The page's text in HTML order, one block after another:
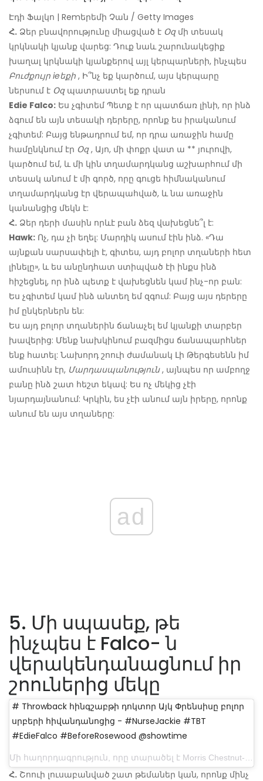
Էդի Ֆալկո | Remերեմի Չան / Getty Images
Հ. Ձեր բնավորությունը միացված է Օզմի տեսակ
կրկնակի կյանք վարեց: Դուք նաև շարունակեցիք
խաղալ կրկնակի կյանքերով այլ կերպարների, ինչպես
Բուժքույր ieեքի , Ի՞նչ եք կարծում, այս կերպարը
ներսում է Օզպատրաստել եք դրան
Edie Falco: Ես չգիտեմ Պետք է որ պատճառ լինի, որ ինձ
ձգում են այն տեսակի դերերը, որոնք ես իրականում
չգիտեմ: Բայց ենթադրում եմ, որ դրա առաջին համը
համընկնում էր Օզ, Այո, մի փոքր վատ ա ** յուրովի,
կարծում եմ, և մի կին տղամարդկանց աշխարհում մի
տեսակ անում է մի գործ, որը գուցե հիմնականում
տղամարդկանց էր վերապահված, և նա առաջին
կանանցից մեկն է:
Հ. Ձեր դերի մասին որևէ բան ձեզ վախեցնե՞լ է:
Hawk: Ոչ, դա չի եղել: Մարդիկ ասում էին ինձ. «Դա
այնքան սարսափելի է, գիտես, այդ բոլոր տղաների հետ
լինելը», և ես անընդհատ ստիպված էի ինքս ինձ
հիշեցնել, որ ինձ պետք է վախեցնեն կամ ինչ-որ բան:
Ես չգիտեմ կամ ինձ անտեղ եմ զգում: Բայց այս դերերը
իմ ընկերներն են:
Ես այդ բոլոր տղաներին ճանաչել եմ կյանքի տարբեր
խավերից: Մենք նախկինում բազմիցս ճանապարհներ
ենք հատել: Նախորդ շոուի ժամանակ Լի Թերգեսենն իմ
ամուսինն էր, Մարդասպանություն, այնպես որ ամբողջ
բանը ինձ շատ հեշտ եկավ: Ես ոչ մեկից չէի
նյարդայնանում: Կրկին, ես չէի անում այն ​​իրերը, որոնք
անում են այս տղաները:
ad
5. Մի սպասեք, թե
ինչպես է Falco- ն
վերակենդանացնում իր
շոուներից մեկը
# Throwback հինգշաբթի դոկտոր Այկ Փրենսիսը բոլոր
սրբերի հիվանդանոցից - #NurseJackie #TBT
#EdieFalco #BeforeRosewood @showtime
Հ. Շոուի լուսաբանված շատ թեմաներ կան, որոնք մինչ